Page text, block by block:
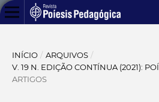
INÍCIO / ARQUIVOS /
V. 19 N. EDIÇÃO CONTÍNUA (2021):
ARTIGOS